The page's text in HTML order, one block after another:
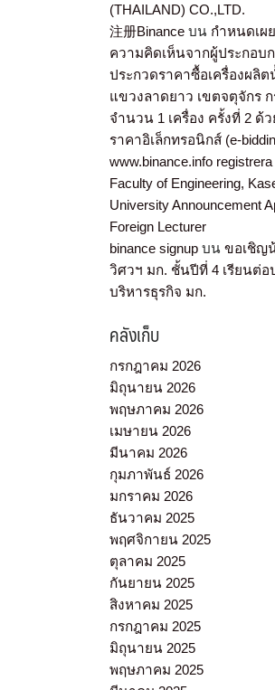
(THAILAND) CO.,LTD.
注册Binance บน กำหนดเผ
ความคิดเห็นจากผู้ประกอบ
ประกวดราคาซื้อเครื่องผลิ
แขวงลาดยาว เขตจตุจักร
จำนวน 1 เครื่อง ครั้งที่ 2 ด้
ราคาอิเล็กทรอนิกส์ (e-
www.binance.info registrera
Faculty of Engineering,
University Announcement
Foreign Lecturer
binance signup บนขอเชิญ
วิศวฯ มก. ชั้นปีที่ 4 เรียนต่อ
บริหารธุรกิจ มก.
คลังเก็บ
กรกฎาคม 2026
มิถุนายน 2026
พฤษภาคม 2026
เมษายน 2026
มีนาคม 2026
กุมภาพันธ์ 2026
มกราคม 2026
ธันวาคม 2025
พฤศจิกายน 2025
ตุลาคม 2025
กันยายน 2025
สิงหาคม 2025
กรกฎาคม 2025
มิถุนายน 2025
พฤษภาคม 2025